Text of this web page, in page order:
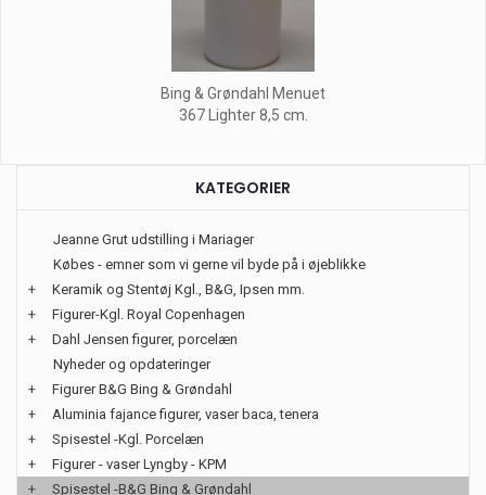
Bing & Grøndahl Menuet
367 Lighter 8,5 cm.
KATEGORIER
Jeanne Grut udstilling i Mariager
Købes - emner som vi gerne vil byde på i øjeblikke
+
Keramik og Stentøj Kgl., B&G, Ipsen mm.
+
Figurer-Kgl. Royal Copenhagen
+
Dahl Jensen figurer, porcelæn
Nyheder og opdateringer
+
Figurer B&G Bing & Grøndahl
+
Aluminia fajance figurer, vaser baca, tenera
+
Spisestel -Kgl. Porcelæn
+
Figurer - vaser Lyngby - KPM
+
Spisestel -B&G Bing & Grøndahl